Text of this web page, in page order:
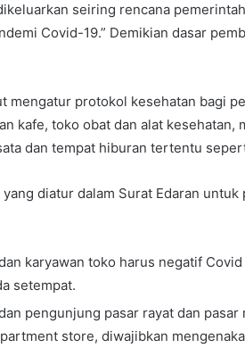
seiring rencana
Covid-19.” Demikian dasar
mengatur protokol kesehatan bagi
kafe, toko obat dan alat
dan tempat hiburan tertentu
diatur dalam Surat Edaran
karyawan toko harus negatif
setempat.
pengunjung pasar rayat dan
store, diwajibkan